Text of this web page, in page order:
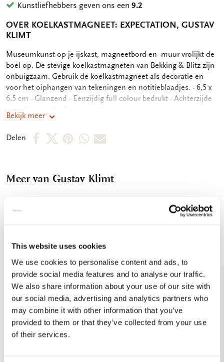
This website uses cookies
We use cookies to personalise content and ads, to
provide social media features and to analyse our traffic.
We also share information about your use of our site with
our social media, advertising and analytics partners who
may combine it with other information that you’ve
provided to them or that they’ve collected from your use
of their services.
Kunstliefhebbers geven ons een9.2
OVER KOELKASTMAGNEET: EXPECTATION, GUSTAV
KLIMT
OMSCHRIJVING
Museumkunst op je ijskast, magneetbord en -muur vrolijkt de
boel op. De stevige koelkastmagneten van Bekking & Blitz zijn
onbuigzaam. Gebruik de koelkastmagneet als decoratie en
voor het oiphangen van tekeningen en notitieblaadjes. - 6,5 x
6,5 cm - Glanzend - Eenzijdig full colour bedrukt - Achterzijde
Bekijk meer
Delen
DeelDeelDeelDeelDeel
mail
Meer van Gustav Klimt
Toevoegen